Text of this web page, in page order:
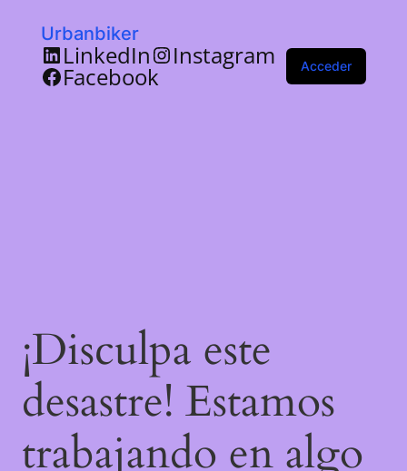
Urbanbiker
LinkedIn Instagram
Facebook Acceder
¡Disculpa este
desastre! Estamos
trabajando en algo